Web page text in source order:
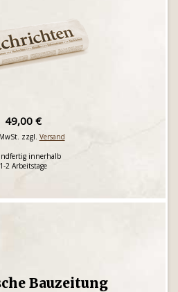
49,00 €
zzgl. Versand
innerhalb
1-2 Arbeitstage
Bauzeitung